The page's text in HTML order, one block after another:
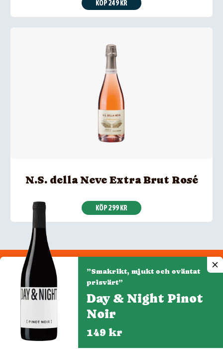
KÖP 249 KR
N.S. della Neve Extra Brut Rosé
KÖP 299 KR
Integritetspolicy
Cookie-inställningar
Denna webbplats drivs av Vinklubben i Norden AB
”Smakrikt, mjukt och oväntat
prisvärt”
Day & Night Pinot
Noir
149 kr